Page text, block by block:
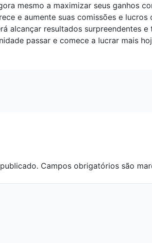
mesmo a maximizar seus ganhos
e aumente suas comissões e
alcançar resultados surpreendentes
passar e comece a lucrar mais
Campos obrigatórios são